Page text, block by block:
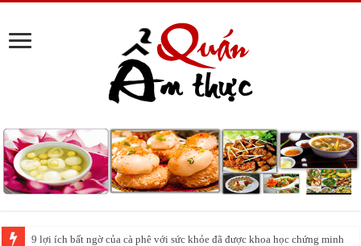
9 lợi ích bất ngờ của cà phê với sức khỏe đã được khoa học chứng minh